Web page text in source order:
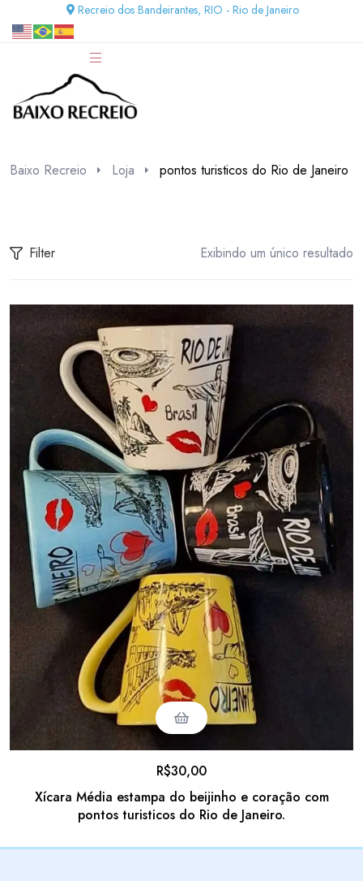
Recreio dos Bandeirantes, RIO - Rio de Janeiro
Baixo Recreio Loja pontos turisticos do Rio de Janeiro
Filter Exibindo um único resultado
Xícara Média estampa do beijinho e coração com
pontos turisticos do Rio de Janeiro.
R$30,00